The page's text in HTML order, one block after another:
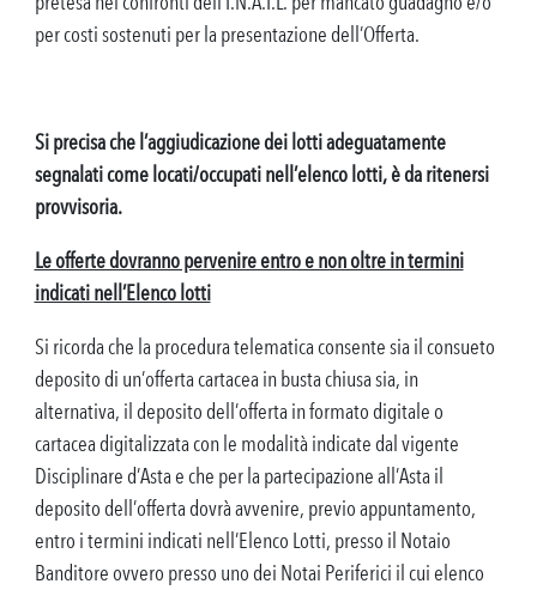
per costi sostenuti per la presentazione dell’Offerta.
Si precisa che l’aggiudicazione dei lotti adeguatamente
segnalati come locati/occupati nell’elenco lotti, è da ritenersi
provvisoria.
Le offerte dovranno pervenire entro e non oltre in termini
indicati nell’Elenco lotti
Si ricorda che la procedura telematica consente sia il consueto
deposito di un’offerta cartacea in busta chiusa sia, in
alternativa, il deposito dell’offerta in formato digitale o
cartacea digitalizzata con le modalità indicate dal vigente
Disciplinare d’Asta e che per la partecipazione all’Asta il
deposito dell’offerta dovrà avvenire, previo appuntamento,
entro i termini indicati nell’Elenco Lotti, presso il Notaio
Banditore ovvero presso uno dei Notai Periferici il cui elenco